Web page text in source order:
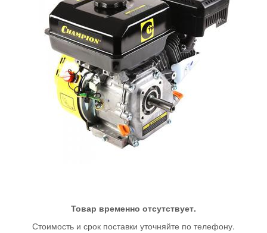
Товар временно отсутствует.
Стоимость и срок поставки уточняйте по телефону.